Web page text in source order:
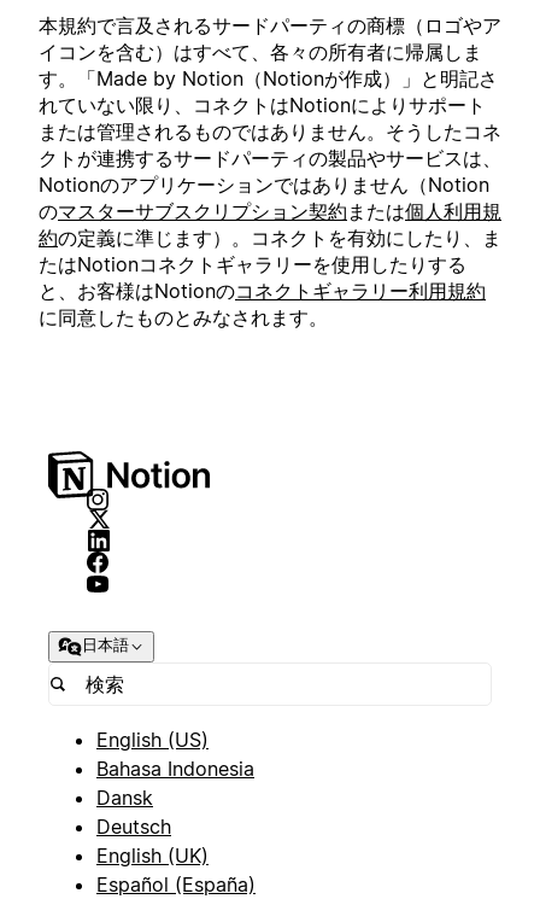
本規約で言及されるサードパーティの商標（ロゴやア
イコンを含む）はすべて、各々の所有者に帰属しま
す。「Made by Notion（Notionが作成）」と明記さ
れていない限り、コネクトはNotionによりサポート
または管理されるものではありません。そうしたコネ
クトが連携するサードパーティの製品やサービスは、
Notionのアプリケーションではありません（Notion
のマスターサブスクリプション契約 または個人利用規
約の定義に準じます）。コネクトを有効にしたり、ま
たはNotionコネクトギャラリーを使用したりする
と、お客様はNotionのコネクトギャラリー利用規約
に同意したものとみなされます。
日本語
English (US)
Bahasa Indonesia
Dansk
Deutsch
English (UK)
Español (España)